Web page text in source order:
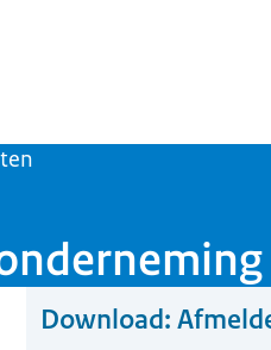
Download: